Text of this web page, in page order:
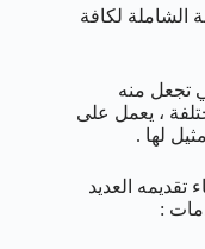
الشاملة لكافة
تجعل منه
، يعمل على
لها .
تقديمه العديد
: